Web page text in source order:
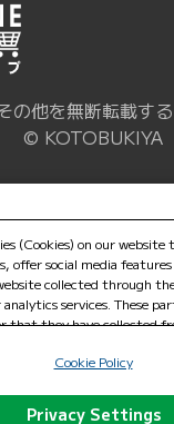
の他を無断転載す
© KOTOBUKIYA
(Cookies) on our
social media
collected through
services. These
they have collected
Necessary Cookies,
Cookie Policy
Privacy Settings